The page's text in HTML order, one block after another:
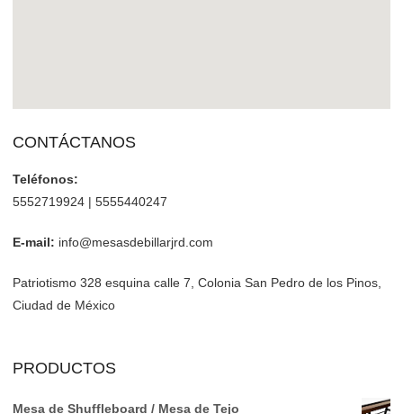
CONTÁCTANOS
Teléfonos:
5552719924 | 5555440247
E-mail: info@mesasdebillarjrd.com
Patriotismo 328 esquina calle 7, Colonia San Pedro de los Pinos,
Ciudad de México
PRODUCTOS
Mesa de Shuffleboard / Mesa de Tejo